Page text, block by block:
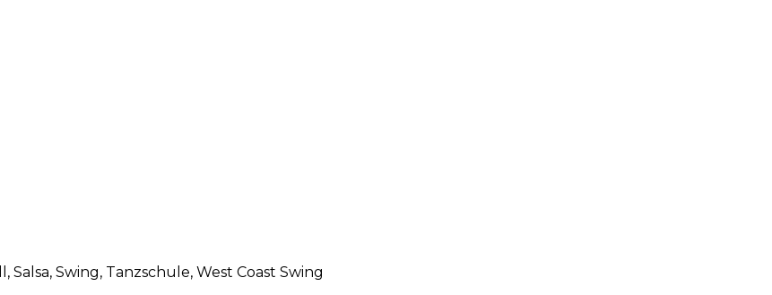
, Salsa, Swing, Tanzschule, West Coast Swing